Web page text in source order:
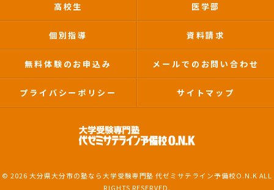
高校生 医学部
個別指導 資料請求
無料体験のお申込み メールでのお問い合わせ
プライバシーポリシー サイトマップ
© 2026 大分県大分市の塾なら大学受験専門塾 代ゼミサテライン予備校O.N.K ALL
RIGHTS RESERVED.